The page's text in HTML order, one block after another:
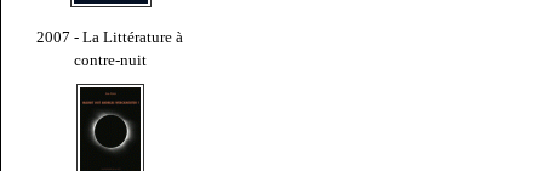
2007 - La Littérature à
contre-nuit